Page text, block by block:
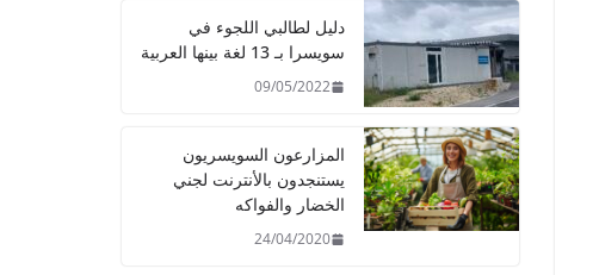
دليل لطالبي اللجوء في
سويسرا بـ 13 لغة بينها العربية
09/05/2022
المزارعون السويسريون
يستنجدون بالأنترنت لجني
الخضار والفواكه
24/04/2020